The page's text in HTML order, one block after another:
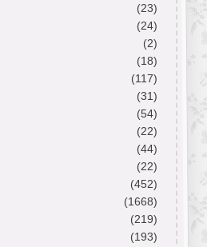
(23)
(24)
(2)
(18)
(117)
(31)
(54)
(22)
(44)
(22)
(452)
(1668)
(219)
(193)